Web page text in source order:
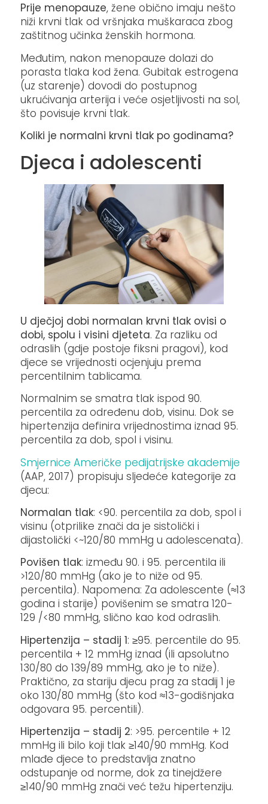
Prije menopauze, žene obično imaju nešto
niži krvni tlak od vršnjaka muškaraca zbog
zaštitnog učinka ženskih hormona.
Međutim, nakon menopauze dolazi do
porasta tlaka kod žena. Gubitak estrogena
(uz starenje) dovodi do postupnog
ukrućivanja arterija i veće osjetljivosti na sol,
što povisuje krvni tlak.
Koliki je normalni krvni tlak po godinama?
Djeca i adolescenti
U dječjoj dobi normalan krvni tlak ovisi o
dobi, spolu i visini djeteta. Za razliku od
odraslih (gdje postoje fiksni pragovi), kod
djece se vrijednosti ocjenjuju prema
percentilnim tablicama.
Normalnim se smatra tlak ispod 90.
percentila za određenu dob, visinu. Dok se
hipertenzija definira vrijednostima iznad 95.
percentila za dob, spol i visinu.
Smjernice Američke pedijatrijske akademije
(AAP, 2017) propisuju sljedeće kategorije za
djecu:
Normalan tlak: <90. percentila za dob, spol i
visinu (otprilike znači da je sistolički i
dijastolički <~120/80 mmHg u adolescenata).
Povišen tlak: između 90. i 95. percentila ili
>120/80 mmHg (ako je to niže od 95.
percentila). Napomena: Za adolescente (≈13
godina i starije) povišenim se smatra 120-
129 /<80 mmHg, slično kao kod odraslih.
Hipertenzija – stadij 1: ≥95. percentile do 95.
percentila + 12 mmHg iznad (ili apsolutno
130/80 do 139/89 mmHg, ako je to niže).
Praktično, za stariju djecu prag za stadij 1 je
oko 130/80 mmHg (što kod ≈13-godišnjaka
odgovara 95. percentili).
Hipertenzija – stadij 2: >95. percentile + 12
mmHg ili bilo koji tlak ≥140/90 mmHg. Kod
mlađe djece to predstavlja znatno
odstupanje od norme, dok za tinejdžere
≥140/90 mmHg znači već težu hipertenziju.